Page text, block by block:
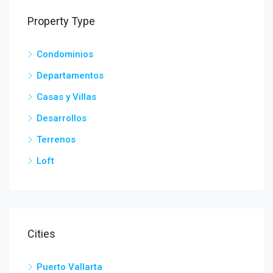
Property Type
Condominios
Departamentos
Casas y Villas
Desarrollos
Terrenos
Loft
Cities
Puerto Vallarta